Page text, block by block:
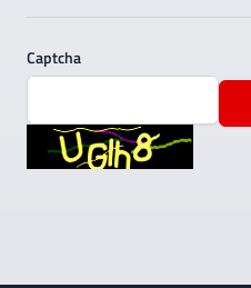
Captcha